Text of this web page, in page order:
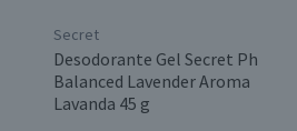
Secret
Desodorante Gel Secret Ph
Balanced Lavender Aroma
Lavanda 45 g